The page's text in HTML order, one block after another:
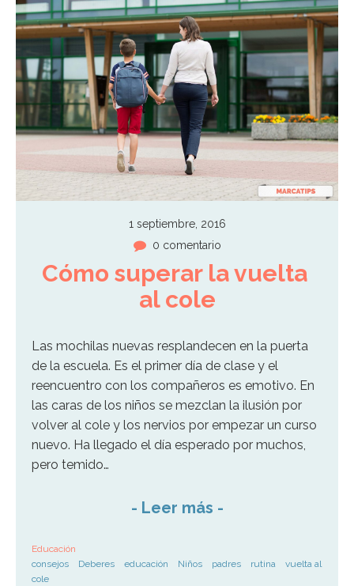
1 septiembre, 2016
0 comentario
Cómo superar la vuelta
al cole
Las mochilas nuevas resplandecen en la puerta
de la escuela. Es el primer día de clase y el
reencuentro con los compañeros es emotivo. En
las caras de los niños se mezclan la ilusión por
volver al cole y los nervios por empezar un curso
nuevo. Ha llegado el día esperado por muchos,
pero temido…
- Leer más -
Educación
consejos
Deberes educación Niños padres rutina
vuelta al
cole